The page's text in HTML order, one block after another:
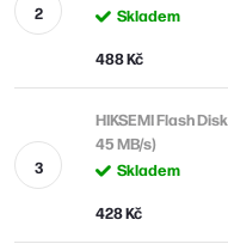
Skladem
488 Kč
HIKSEMI Flash
45 MB/s)
Skladem
428 Kč